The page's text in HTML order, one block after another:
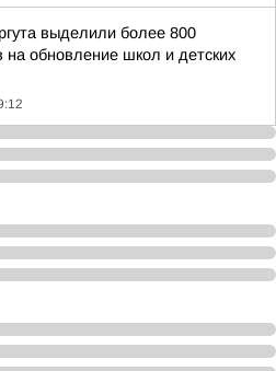
выделили более 800
на обновление школ и детских